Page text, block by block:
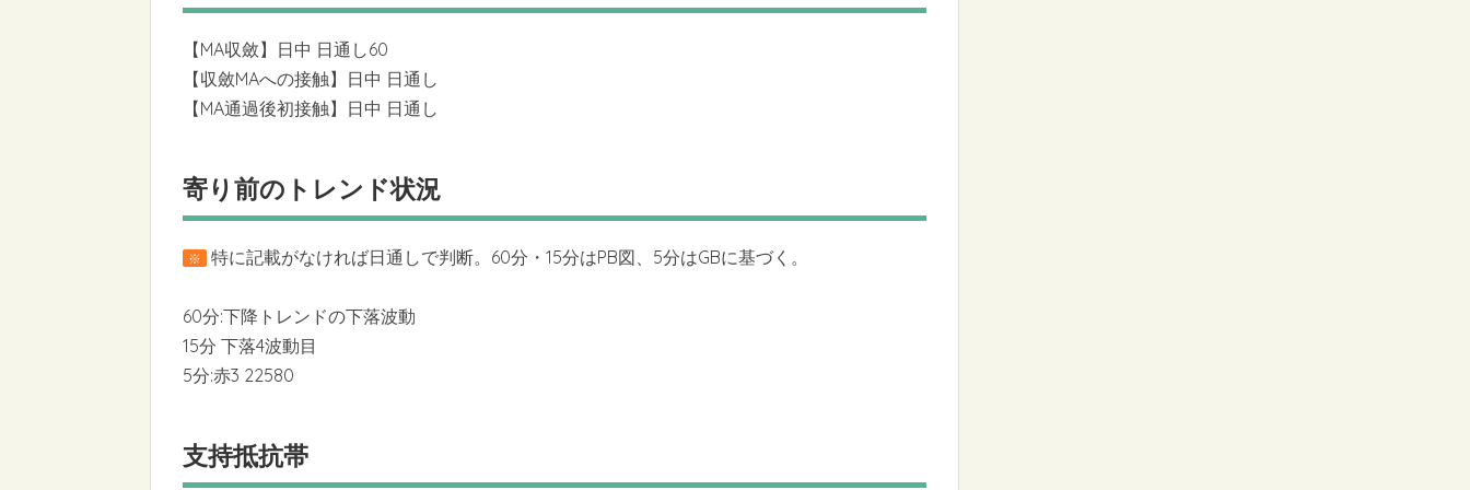
【MA収斂】日中 日通し60
【収斂MAへの接触】日中 日通し
【MA通過後初接触】日中 日通し
寄り前のトレンド状況
※ 特に記載がなければ日通しで判断。60分・15分はPB図、5分はGBに基づく。
60分:下降トレンドの下落波動
15分 下落4波動目
5分:赤3 22580
支持抵抗帯